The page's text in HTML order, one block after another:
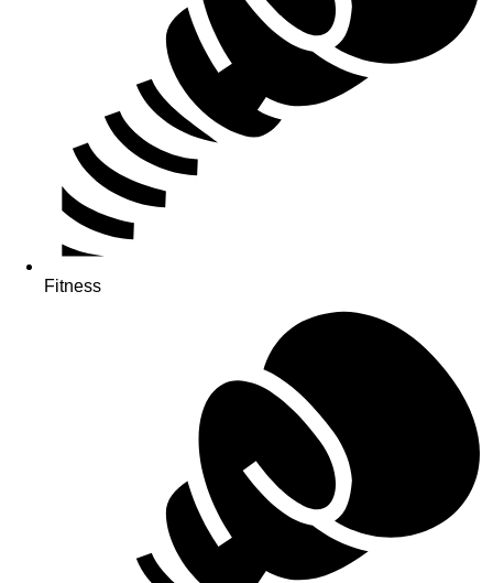
Fitness